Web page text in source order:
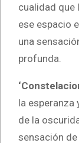
cualidad que
ese espacio
una
profunda.
la esperanza
de la
sensación